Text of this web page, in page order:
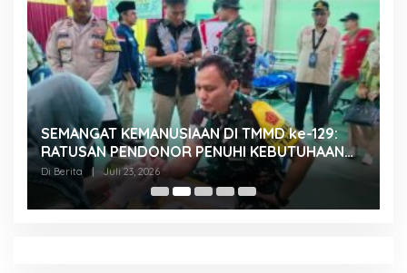
SEMANGAT KEMANUSIAAN DI TMMD ke-129:
RATUSAN PENDONOR PENUHI KEBUTUHAAN
STOK DARAH
Di Berita | Juli 23, 2026